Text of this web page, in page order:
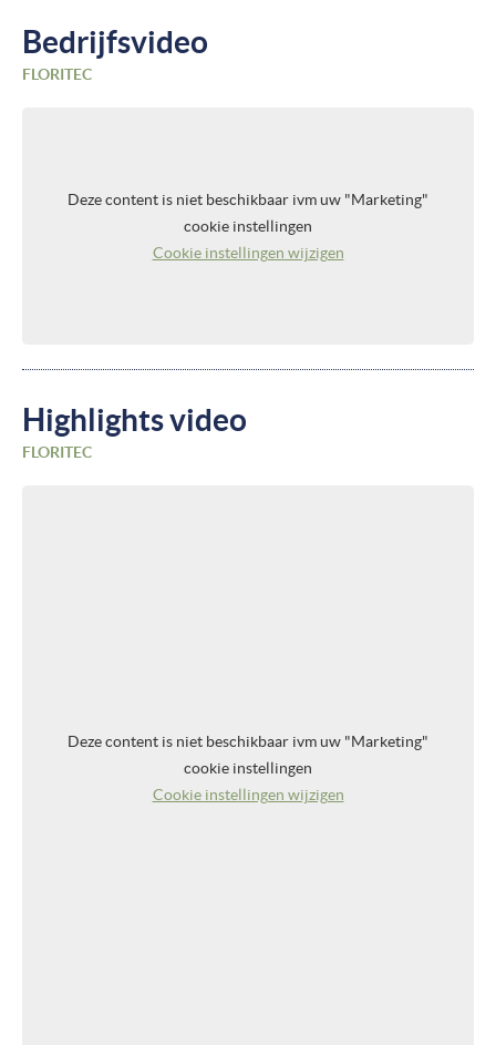
Bedrijfsvideo
FLORITEC
Deze content is niet beschikbaar ivm uw "Marketing"
cookie instellingen
Cookie instellingen wijzigen
Highlights video
FLORITEC
Deze content is niet beschikbaar ivm uw "Marketing"
cookie instellingen
Cookie instellingen wijzigen